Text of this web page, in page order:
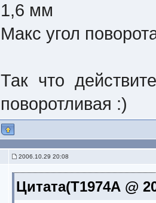
1,6 мм
Макс угол
Так что
поворотливая :)
2006.10.29 20:08
Цитата(Т1974А @